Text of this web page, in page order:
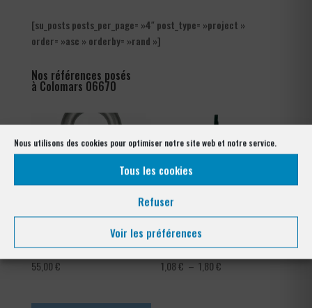
Nous utilisons des cookies pour optimiser notre site web et notre service.
Tous les cookies
Refuser
Voir les préférences
[su_posts posts_per_page= »4″ post_type= »project »
order= »asc » orderby= »rand »]
Nos références posés
à Colomars 06670
Crampillons
55,00€
Tendeur Plastifié
1,08€ – 1,80€